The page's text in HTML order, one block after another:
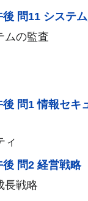
問11 システ
ムの監査
問1 情報セキ
ィ
問2 経営戦略
長戦略